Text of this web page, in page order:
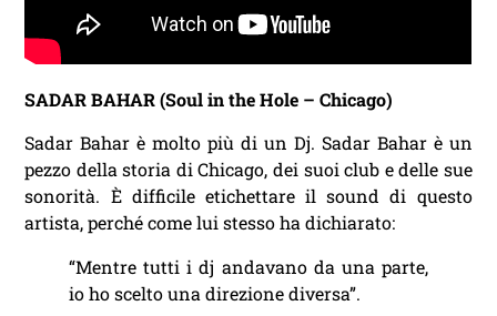
SADAR BAHAR (Soul in the Hole – Chicago)
Sadar Bahar è molto più di un Dj. Sadar Bahar è un
pezzo della storia di Chicago, dei suoi club e delle sue
sonorità. È difficile etichettare il sound di questo
artista, perché come lui stesso ha dichiarato:
“Mentre tutti i dj andavano da una parte,
io ho scelto una direzione diversa”.